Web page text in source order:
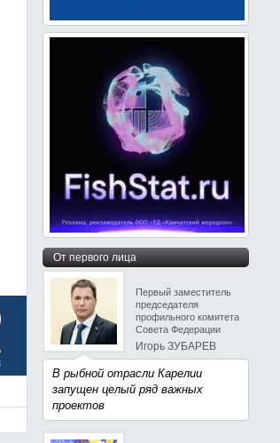
От первого лица
Первый заместитель
председателя
профильного комитета
Совета Федерации
Игорь ЗУБАРЕВ
В рыбной отрасли Карелии
запущен целый ряд важных
проектов